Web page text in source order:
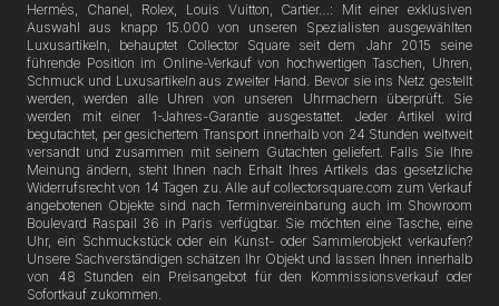
Hermès, Chanel, Rolex, Louis Vuitton, Cartier…: Mit einer exklusiven
Auswahl aus knapp 15.000 von unseren Spezialisten ausgewählten
Luxusartikeln, behauptet Collector Square seit dem Jahr 2015 seine
führende Position im Online-Verkauf von hochwertigen Taschen, Uhren,
Schmuck und Luxusartikeln aus zweiter Hand. Bevor sie ins Netz gestellt
werden, werden alle Uhren von unseren Uhrmachern überprüft. Sie
werden mit einer 1-Jahres-Garantie ausgestattet. Jeder Artikel wird
begutachtet, per gesichertem Transport innerhalb von 24 Stunden weltweit
versandt und zusammen mit seinem Gutachten geliefert. Falls Sie Ihre
Meinung ändern, steht Ihnen nach Erhalt Ihres Artikels das gesetzliche
Widerrufsrecht von 14 Tagen zu. Alle auf collectorsquare.com zum Verkauf
angebotenen Objekte sind nach Terminvereinbarung auch im Showroom
Boulevard Raspail 36 in Paris verfügbar. Sie möchten eine Tasche, eine
Uhr, ein Schmuckstück oder ein Kunst- oder Sammlerobjekt verkaufen?
Unsere Sachverständigen schätzen Ihr Objekt und lassen Ihnen innerhalb
von 48 Stunden ein Preisangebot für den Kommissionsverkauf oder
Sofortkauf zukommen.